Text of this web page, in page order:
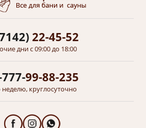
22-45-52
дни с 09:00 до 18:00
99-88-235
круглосуточно